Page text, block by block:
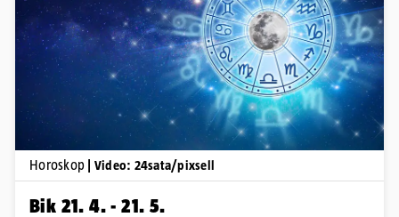
Pokretanje videa...
Horoskop | Video: 24sata/pixsell
Bik 21. 4. - 21. 5.